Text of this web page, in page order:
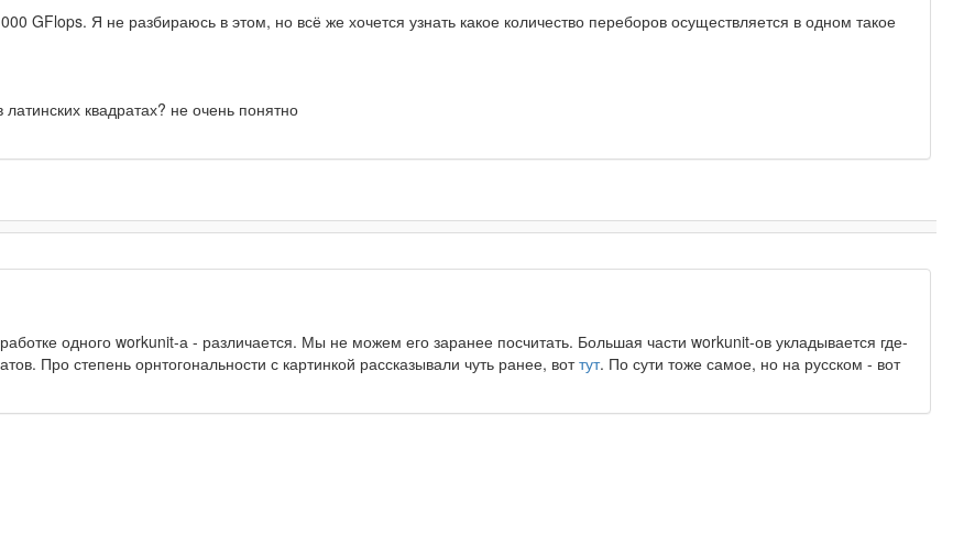
GFlops. Я не разбираюсь в этом, но всё же хочется узнать какое количество переборов осуществляется в одном такое
квадратах? не очень понятно
одного workunit-а - различается. Мы не можем его заранее посчитать. Большая части workunit-ов укладывается где-
Про степень орнтогональности с картинкой рассказывали чуть ранее, воттут. По сути тоже самое, но на русском - вот